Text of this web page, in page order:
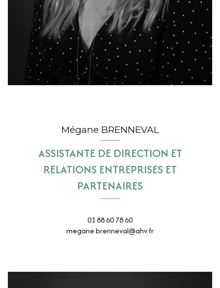
Mégane BRENNEVAL
ASSISTANTE DE DIRECTION ET
RELATIONS ENTREPRISES ET
PARTENAIRES
01 88 60 78 60
megane.brenneval@ahv.fr